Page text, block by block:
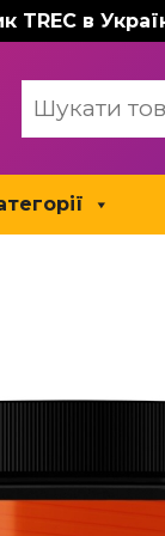
TREC в